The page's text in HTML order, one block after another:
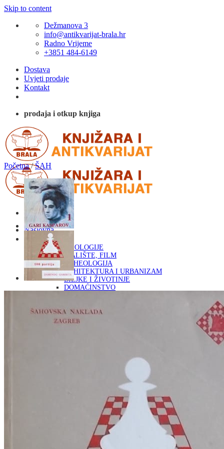
Skip to content
Dežmanova 3
info@antikvarijat-brala.hr
Radno Vrijeme
+3851 484-6149
Dostava
Uvjeti prodaje
Kontakt
prodaja i otkup knjiga
Naslovna
KNJIGE
OD ARHEOLOGIJE
DO KAZALIŠTE, FILM
ARHEOLOGIJA
ARHITEKTURA I URBANIZAM
BILJKE I ŽIVOTINJE
DOMAĆINSTVO
FILOZOFIJA, SOCIOLOGIJA, ANTROPOLOGIJA
FOTOGRAFIJA
LIKOVNA UMJETNOST
LJEKOVITO BILJE I ZDRAVLJE
POVIJEST I PUBLICISTIKA
PRIRODNE ZNANOSTI
PSIHOLOGIJA, POPULARNA PSIHOLOGIJA,
ALTERNATIVA
RELIGIJA
Početna / ŠAH